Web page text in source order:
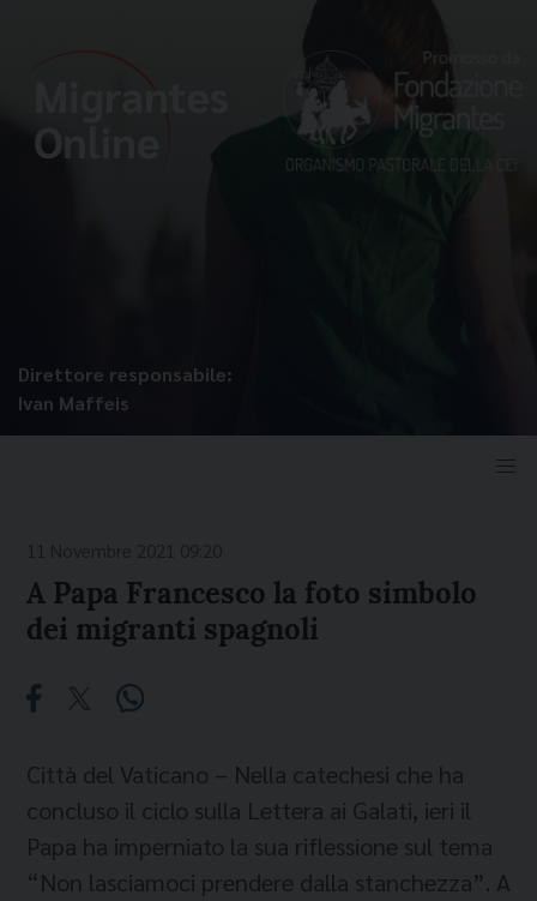
Direttore responsabile:
Ivan Maffeis
A Papa Francesco la foto simbolo
dei migranti spagnoli
Città del Vaticano – Nella catechesi che ha
concluso il ciclo sulla Lettera ai Galati, ieri il
Papa ha imperniato la sua riflessione sul tema
“Non lasciamoci prendere dalla stanchezza”. A